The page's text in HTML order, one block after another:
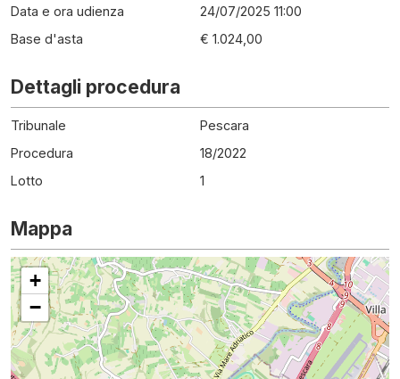
Data e ora udienza
24/07/2025 11:00
Base d'asta
€ 1.024,00
Dettagli procedura
Tribunale
Pescara
Procedura
18/2022
Lotto
1
Mappa
+
−